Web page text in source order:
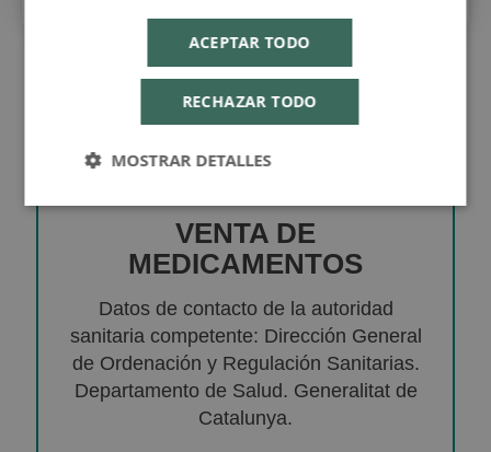
VENTA DE
MEDICAMENTOS
Datos de contacto de la autoridad
sanitaria competente: Dirección General
de Ordenación y Regulación Sanitarias.
Departamento de Salud. Generalitat de
Catalunya.
ACEPTAR TODO
RECHAZAR TODO
MOSTRAR DETALLES